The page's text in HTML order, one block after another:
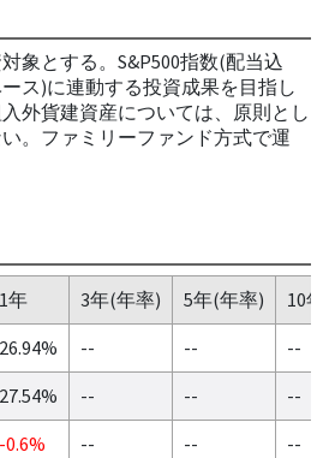
象とする。S&P500指数(配当込
ス)に連動する投資成果を目指し
外貨建資産については、原則とし
。ファミリーファンド方式で運
1年 3年(年率) 5年(年率)
10
26.94% -- --
--
27.54% -- --
--
-0.6% -- --
--